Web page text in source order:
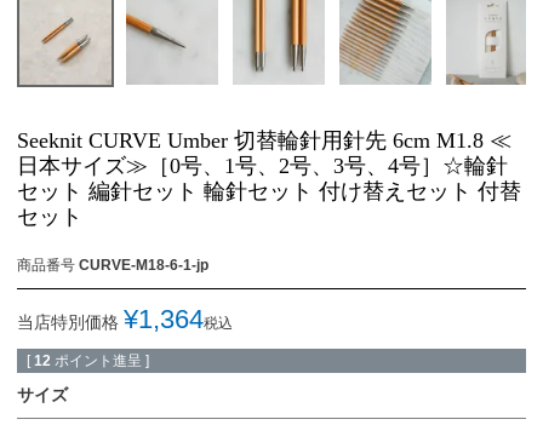
Seeknit CURVE Umber 切替輪針用針先 6cm M1.8 ≪
日本サイズ≫［0号、1号、2号、3号、4号］☆輪針
セット 編針セット 輪針セット 付け替えセット 付替
セット
商品番号 CURVE-M18-6-1-jp
当店特別価格 ¥1,364税込
[ 12 ポイント進呈 ]
サイズ